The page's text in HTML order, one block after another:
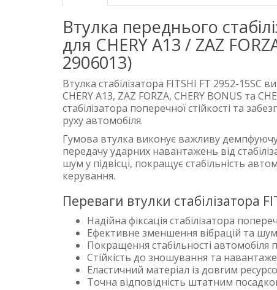
Втулка переднього
для CHERY A13 / ZAZ
2906013)
Втулка стабілізатора FITSHI FT 2952-15SC
CHERY A13, ZAZ FORZA, CHERY BONUS та
стабілізатора поперечної стійкості та
руху автомобіля.
Гумова втулка виконує важливу
передачу ударних навантажень від
шум у підвісці, покращує стабільність
керування.
Переваги втулки стабілізатора
Надійна фіксація стабілізатора
Ефективне зменшення вібрацій та
Покращення стабільності автомобіля
Стійкість до зношування та
Еластичний матеріал із довгим
Точна відповідність штатним